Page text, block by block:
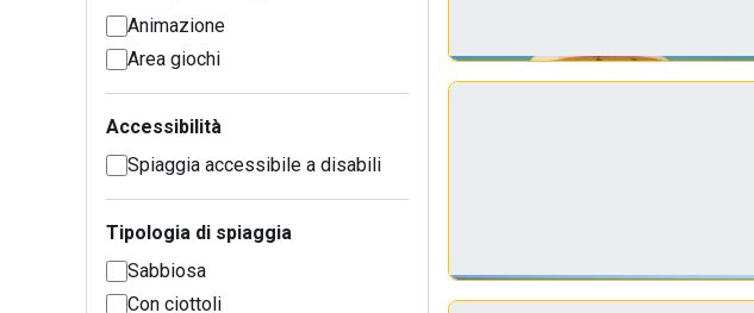
Animazione
Area giochi
Accessibilità
Spiaggia accessibile a disabili
Tipologia di spiaggia
Sabbiosa
Con ciottoli